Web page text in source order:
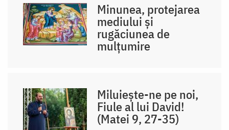
Minunea, protejarea
mediului și
rugăciunea de
mulțumire
Miluiește-ne pe noi,
Fiule al lui David!
(Matei 9, 27-35)